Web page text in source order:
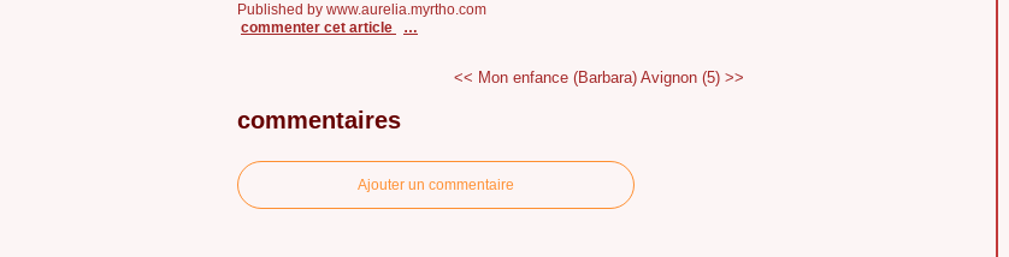
Published by www.aurelia.myrtho.com
commenter cet article
…
<< Mon enfance (Barbara) Avignon (5) >>
commentaires
Ajouter un commentaire